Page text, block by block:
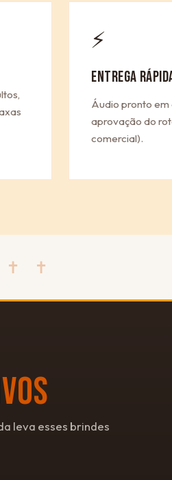
⚡
ENTREGA
Áudio pronto em
aprovação do
comercial).
✝ ✝
leva esses brindes